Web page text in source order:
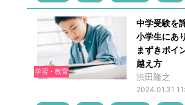
学習・教育
中学受験を
小学生にあ
まずきポイ
越え方
渋田隆之
2024.01.31